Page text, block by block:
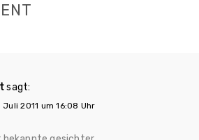
sagt:
Juli 2011 um 16:08 Uhr